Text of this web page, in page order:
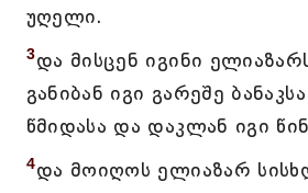
უღელი.
3და მისცენ იგინი
განიბან იგი გარეშე
წმიდასა და დაკლან იგი
4და მოიღოს ელიაზარ